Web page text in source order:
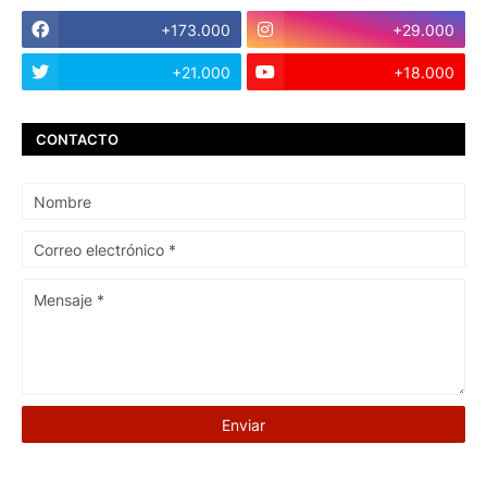
+173.000 +29.000
+21.000 +18.000
CONTACTO